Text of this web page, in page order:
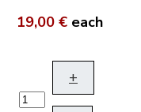
19,00 € each
+